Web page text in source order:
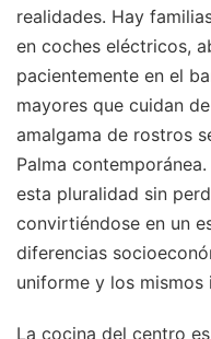
realidades. Hay
en coches eléctricos,
pacientemente en el
mayores que cuidan
amalgama de rostros
Palma
esta pluralidad sin
convirtiéndose en un
diferencias
uniforme y los mismos
La cocina del centro